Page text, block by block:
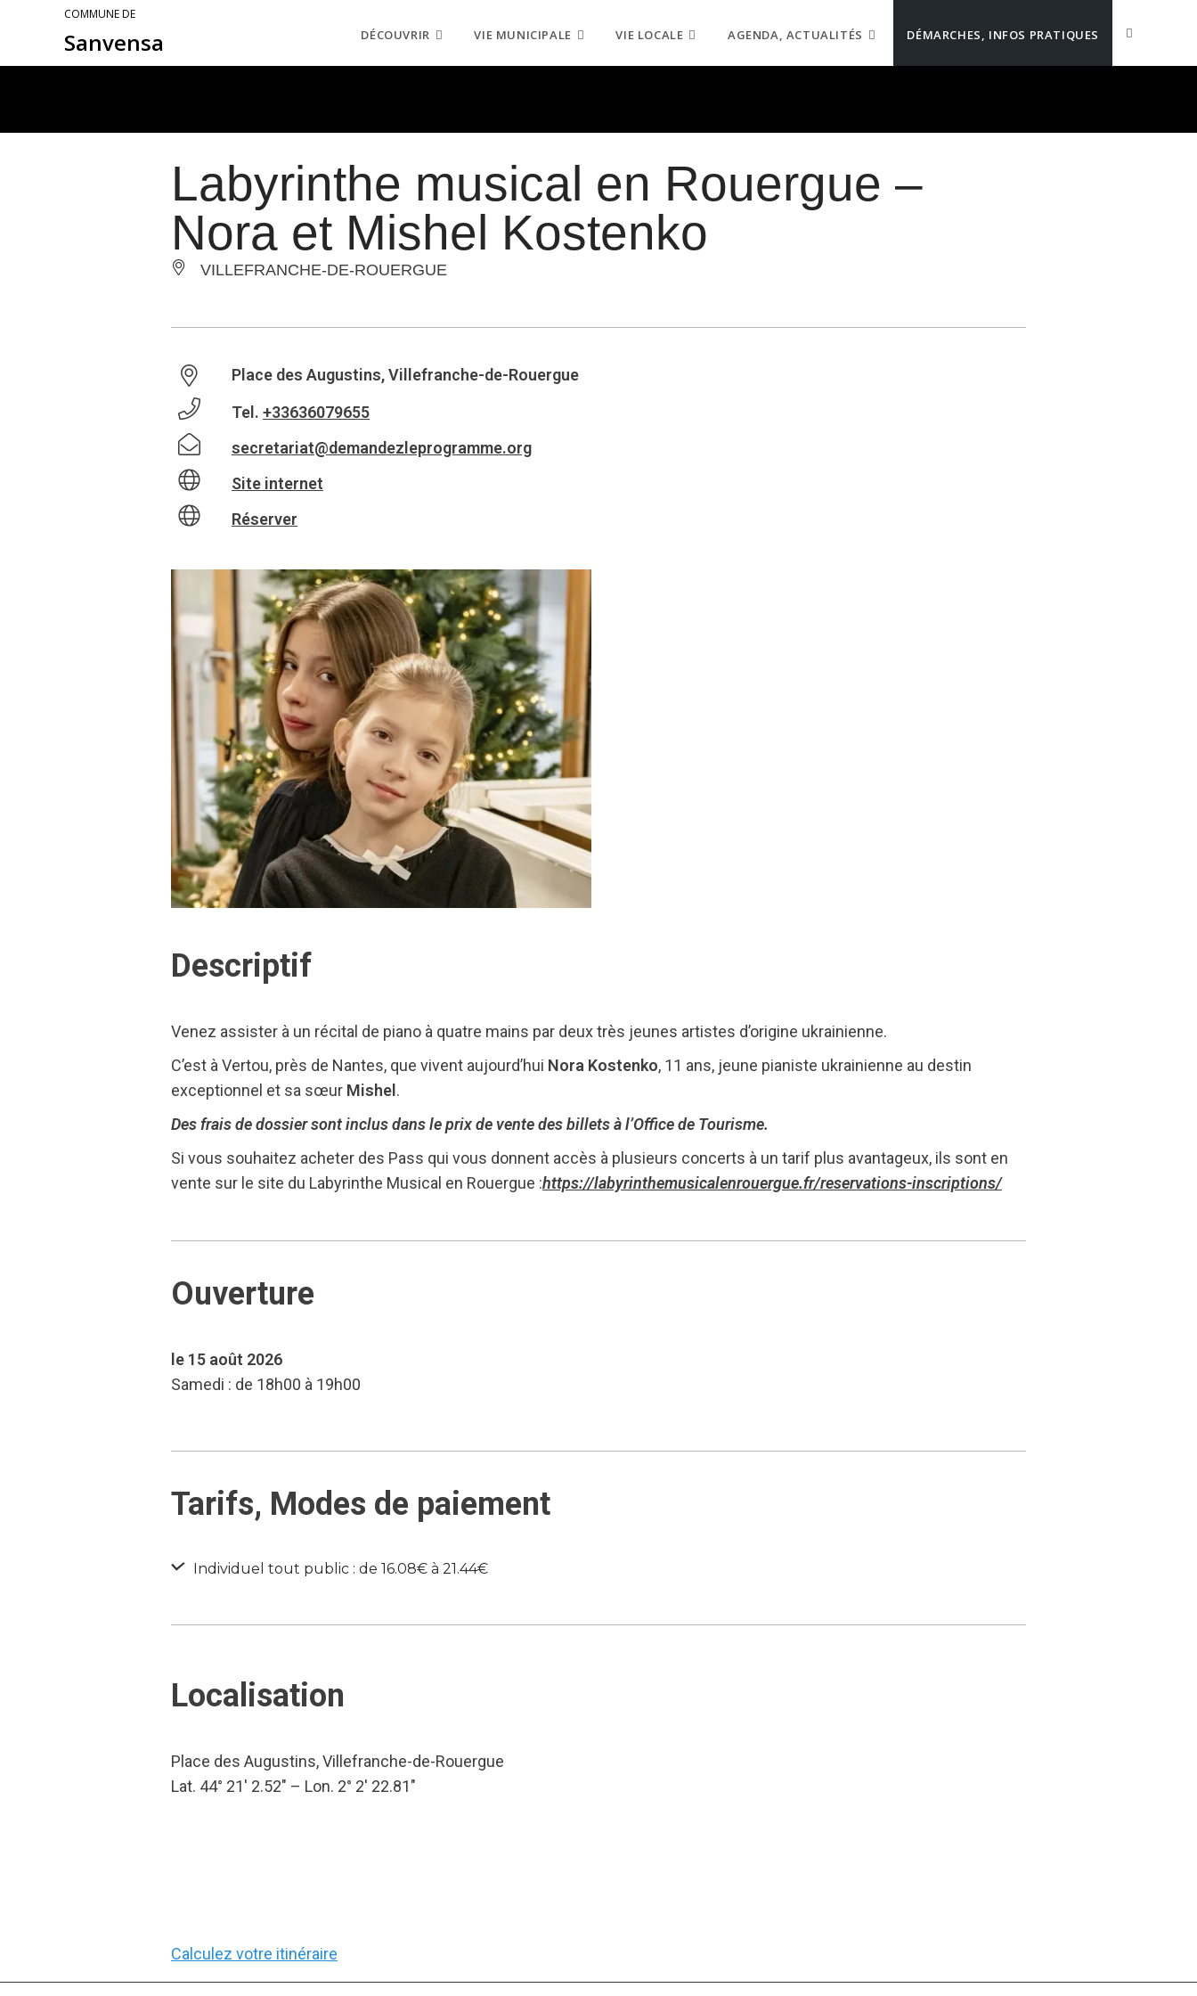
COMMUNE DE
Sanvensa DÉCOUVRIR VIE MUNICIPALE VIE LOCALE AGENDA, ACTUALITÉS DÉMARCHES, INFOS PRATIQUES
Labyrinthe musical en Rouergue –
Nora et Mishel Kostenko
VILLEFRANCHE-DE-ROUERGUE
Place des Augustins, Villefranche-de-Rouergue
Tel. +33636079655
secretariat@demandezleprogramme.org
Site internet
Réserver
Descriptif
Venez assister à un récital de piano à quatre mains par deux très jeunes artistes d’origine ukrainienne.
C’est à Vertou, près de Nantes, que vivent aujourd’hui Nora Kostenko, 11 ans, jeune pianiste ukrainienne au destin
exceptionnel et sa sœur Mishel .
Des frais de dossier sont inclus dans le prix de vente des billets à l’Office de Tourisme.
Si vous souhaitez acheter des Pass qui vous donnent accès à plusieurs concerts à un tarif plus avantageux, ils sont en
vente sur le site du Labyrinthe Musical en Rouergue :https://labyrinthemusicalenrouergue.fr/reservations-inscriptions/
Ouverture
le 15 août 2026
Samedi : de 18h00 à 19h00
Tarifs, Modes de paiement
Individuel tout public : de 16.08€ à 21.44€
Localisation
Place des Augustins, Villefranche-de-Rouergue
Lat. 44° 21′ 2.52″ – Lon. 2° 2′ 22.81″
Calculez votre itinéraire